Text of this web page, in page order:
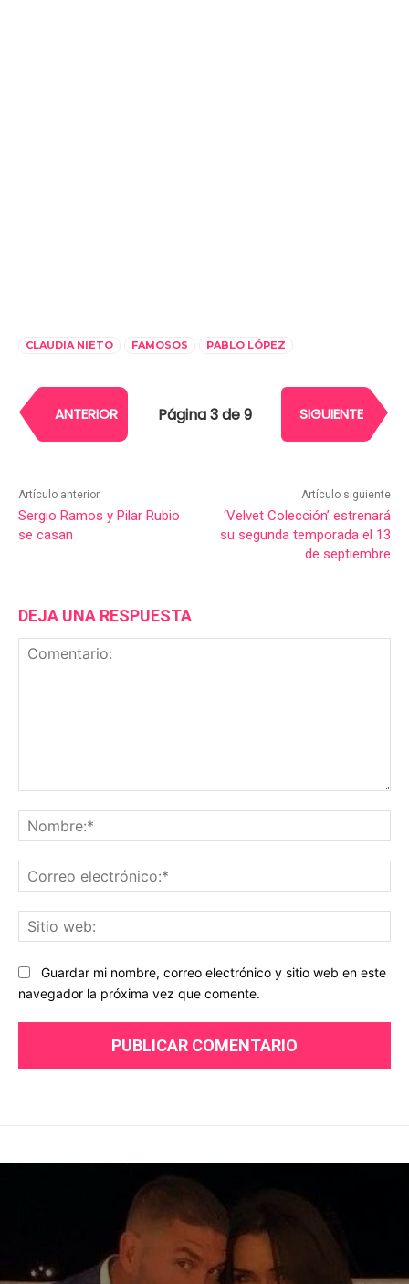
CLAUDIA NIETO FAMOSOS PABLO LÓPEZ
ANTERIOR Página 3 de 9 SIGUIENTE
Artículo anterior
Sergio Ramos y Pilar Rubio
se casan
Artículo siguiente
‘Velvet Colección’ estrenará
su segunda temporada el 13
de septiembre
DEJA UNA RESPUESTA
Guardar mi nombre, correo electrónico y sitio web en este
navegador la próxima vez que comente.